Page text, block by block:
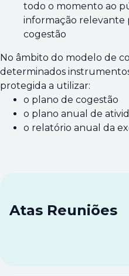
todo o momento ao
informação relevante
cogestão
No âmbito do modelo de
determinados
protegida a utilizar:
o plano de cogestão
o plano anual de
o relatório anual da
Atas Reuniões